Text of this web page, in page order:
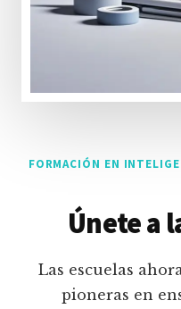
FORMACIÓN EN
Únete a
Las escuelas
pioneras en